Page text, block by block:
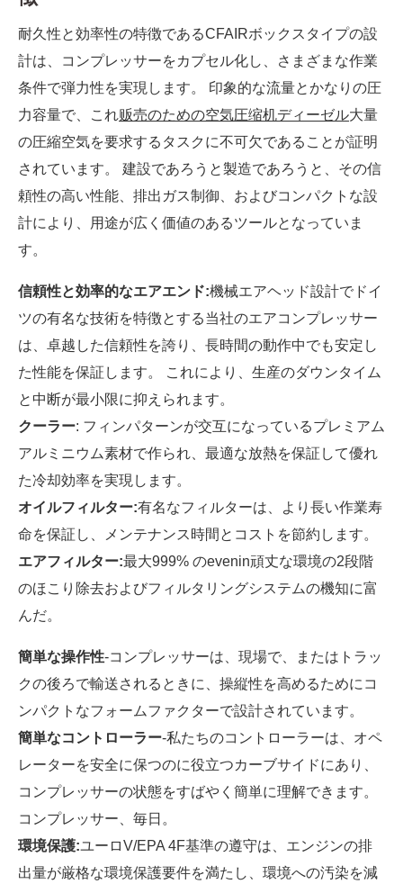
耐久性と効率性の特徴であるCFAIRボックスタイプの設
計は、コンプレッサーをカプセル化し、さまざまな作業
条件で弾力性を実現します。 印象的な流量とかなりの圧
力容量で、これ贩売のための空気圧缩机ディーゼル大量
の圧縮空気を要求するタスクに不可欠であることが証明
されています。 建設であろうと製造であろうと、その信
頼性の高い性能、排出ガス制御、およびコンパクトな設
計により、用途が広く価値のあるツールとなっていま
す。
信頼性と効率的なエアエンド:機械エアヘッド設計でドイ
ツの有名な技術を特徴とする当社のエアコンプレッサー
は、卓越した信頼性を誇り、長時間の動作中でも安定し
た性能を保証します。 これにより、生産のダウンタイム
と中断が最小限に抑えられます。
クーラー: フィンパターンが交互になっているプレミアム
アルミニウム素材で作られ、最適な放熱を保証して優れ
た冷却効率を実現します。
オイルフィルター:有名なフィルターは、より長い作業寿
命を保証し、メンテナンス時間とコストを節約します。
エアフィルター:最大999% のevenin頑丈な環境の2段階
のほこり除去およびフィルタリングシステムの機知に富
んだ。
簡単な操作性-コンプレッサーは、現場で、またはトラッ
クの後ろで輸送されるときに、操縦性を高めるためにコ
ンパクトなフォームファクターで設計されています。
簡単なコントローラー-私たちのコントローラーは、オペ
レーターを安全に保つのに役立つカーブサイドにあり、
コンプレッサーの状態をすばやく簡単に理解できます。
コンプレッサー、毎日。
環境保護:ユーロV/EPA 4F基準の遵守は、エンジンの排
出量が厳格な環境保護要件を満たし、環境への汚染を減